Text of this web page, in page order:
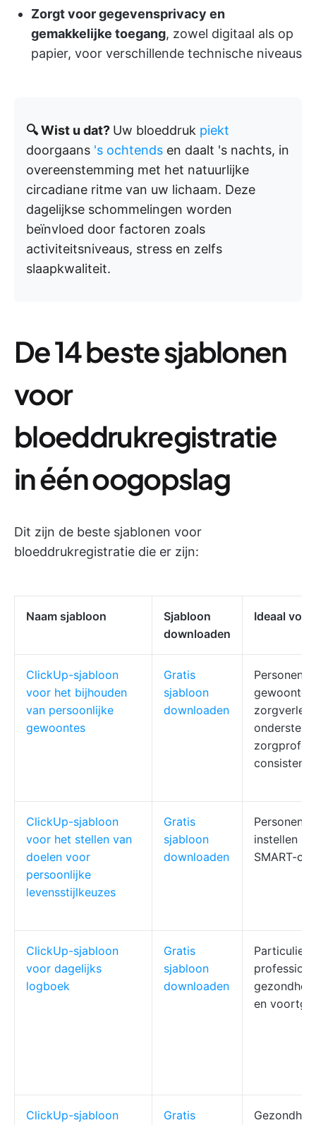
Zorgt voor gegevensprivacy en
gemakkelijke toegang, zowel digitaal als op
papier, voor verschillende technische niveaus
🔍 Wist u dat? Uw bloeddruk piekt
doorgaans 's ochtends en daalt 's nachts, in
overeenstemming met het natuurlijke
circadiane ritme van uw lichaam. Deze
dagelijkse schommelingen worden
beïnvloed door factoren zoals
activiteitsniveaus, stress en zelfs
slaapkwaliteit.
De 14 beste sjablonen
voor
bloeddrukregistratie
in één oogopslag
Dit zijn de beste sjablonen voor
bloeddrukregistratie die er zijn:
Naam sjabloon
Sjabloon
downloaden
Ideaal voor
ClickUp-sjabloon
voor het bijhouden
van persoonlijke
gewoontes
Gratis
sjabloon
downloaden
Personen
gewoontes
ClickUp-sjabloon
voor het stellen van
doelen voor
persoonlijke
levensstijlkeuzes
Gratis
sjabloon
downloaden
Personen
instellen
SMART-
ClickUp-sjabloon
voor dagelijks
logboek
Gratis
sjabloon
downloaden
en
ClickUp-sjabloon
Gratis